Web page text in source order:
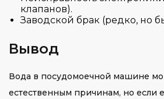
клапанов).
Заводской брак (редко, но
Вывод
Вода в посудомоечной машине
естественным причинам, но если